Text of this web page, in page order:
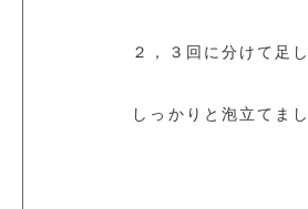
２，３回に分けて足
しっかりと泡立てま